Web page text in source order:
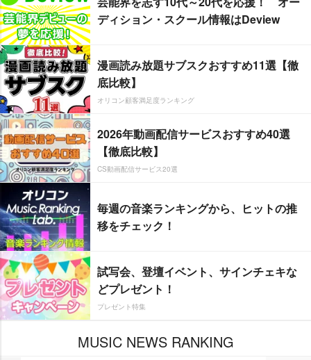
ディション・スクール情報はDeview
漫画読み放題サブスクおすすめ11選【徹
底比較】
オリコン顧客満足度ランキング
2026年動画配信サービスおすすめ40選
【徹底比較】
CS動画配信サービス20選
毎週の音楽ランキングから、ヒットの推
移をチェック！
試写会、登壇イベント、サインチェキな
どプレゼント！
プレゼント特集
MUSIC NEWS RANKING